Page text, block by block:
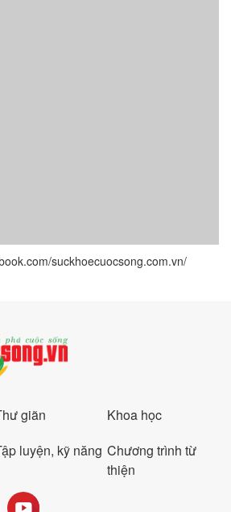
suckhoecuocsong.com.vn/
giãn
Khoa học
luyện, kỹ năng Chương trình từ
thiện